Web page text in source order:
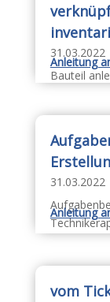
31.03.2022
Bauteil
Anleitung
31.03.2022
Anleitung
vom